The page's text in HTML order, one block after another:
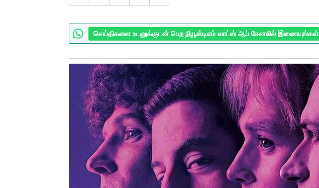
செய்திகளை உடனுக்குடன் பெற நியூஸ்டிஎம் வாட்ஸ் ஆப் சேனலில் இணையுங்கள்